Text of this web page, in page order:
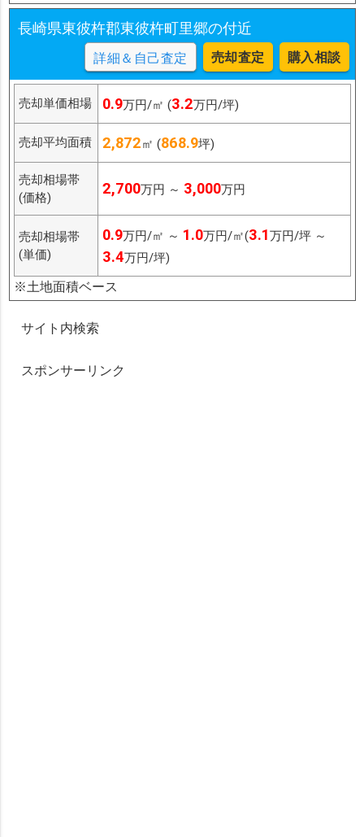
長崎県東彼杵郡東彼杵町里郷の付近
詳細＆自己査定 売却査定 購入相談
売却単価相場 0.9万円/㎡ (3.2万円/坪)
売却平均面積 2,872㎡ (868.9坪)
売却相場帯
(価格)
2,700万円 ～ 3,000万円
売却相場帯
(単価)
0.9万円/㎡ ～ 1.0万円/㎡(3.1万円/坪 ～
3.4万円/坪)
※土地面積ベース
サイト内検索
スポンサーリンク